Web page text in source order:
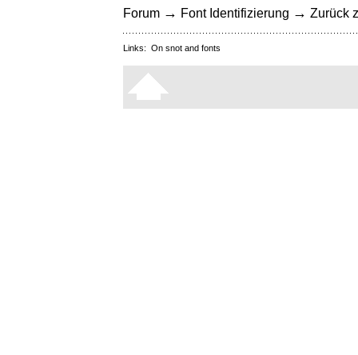
Forum → Font Identifizierung → Zurück
Links: On snot and fonts